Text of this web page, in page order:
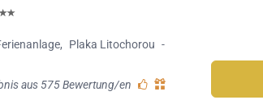
, Plaka Litochorou -
aus 575 Bewertung/en